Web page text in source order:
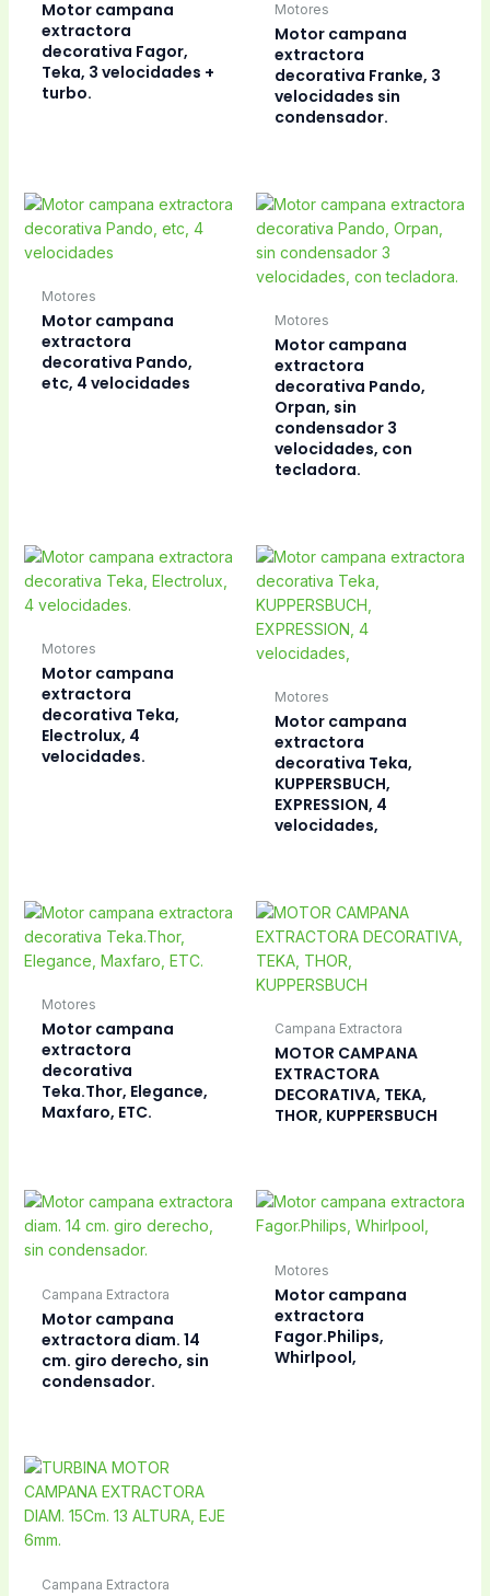
Motor campana
extractora
decorativa Fagor,
Teka, 3 velocidades +
turbo.
Motores
Motor campana
extractora
decorativa Franke, 3
velocidades sin
condensador.
Motores
Motor campana
extractora
decorativa Pando,
etc, 4 velocidades
Motores
Motor campana
extractora
decorativa Pando,
Orpan, sin
condensador 3
velocidades, con
tecladora.
Motores
Motor campana
extractora
decorativa Teka,
Electrolux, 4
velocidades.
Motores
Motor campana
extractora
decorativa Teka,
KUPPERSBUCH,
EXPRESSION, 4
velocidades,
Motores
Motor campana
extractora
decorativa
Teka.Thor, Elegance,
Maxfaro, ETC.
Campana Extractora
MOTOR CAMPANA
EXTRACTORA
DECORATIVA, TEKA,
THOR, KUPPERSBUCH
Campana Extractora
Motor campana
extractora diam. 14
cm. giro derecho, sin
condensador.
Motores
Motor campana
extractora
Fagor.Philips,
Whirlpool,
Campana Extractora